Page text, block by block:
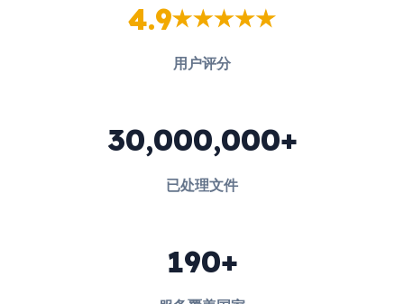
4.9
用户评分
30,000,000+
已处理文件
190+